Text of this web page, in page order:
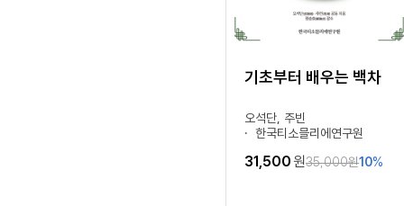
기초부터 배우는 백차
오석단, 주빈
한국티소믈리에연구원
31,500원35,000원10%